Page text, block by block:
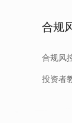
合规
合规风
投资者